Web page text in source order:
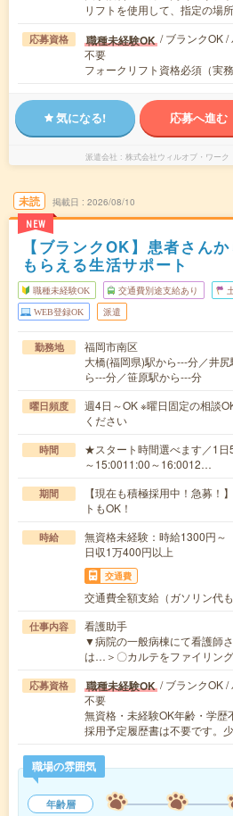
リフトを使用して、指定の場
応募資格 職種未経験OK / ブランクOK /
不要
フォークリフト資格必須（実
気になる! 応募へ進む
派遣会社 株式会社ウィルオブ・ワー
未読
NEW
掲載日 2026/08/10
【ブランクOK】患者さん
もらえる生活サポート
職種未経験OK 交通費別途支給あり
WEB登録OK 派遣
勤務地
福岡市南区
大橋(福岡県)駅から---分／井
ら---分／笹原駅から---分
曜日頻度
週4日～OK ※曜日固定の相談
ください
時間
★スタート時間選べます／1
～15:0011:00～16:0012…
期間
【現在も積極採用中！急募
トもOK！
時給
無資格未経験：時給1300円
日収1万400円以上
交通費
交通費全額支給（ガソリン代も
仕事内容
看護助手
▼病院の一般病棟にて看護師
は…＞〇カルテをファイリン
応募資格 職種未経験OK / ブランクOK /
不要
無資格・未経験OK年齢・学
採用予定履歴書は不要です。
職場の雰囲気
年齢層